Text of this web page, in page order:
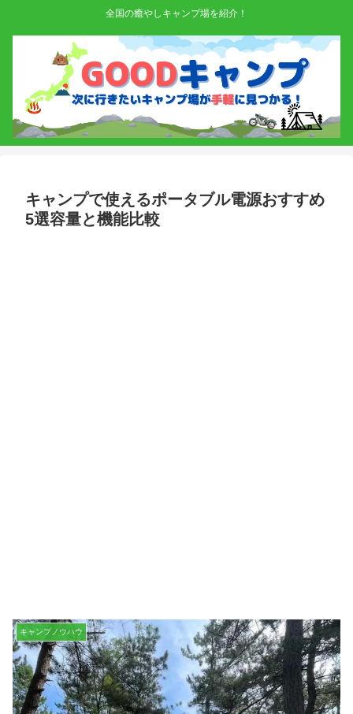
全国の癒やしキャンプ場を紹介！
キャンプで使えるポータブル電源おすすめ
5選容量と機能比較
キャンプノウハウ